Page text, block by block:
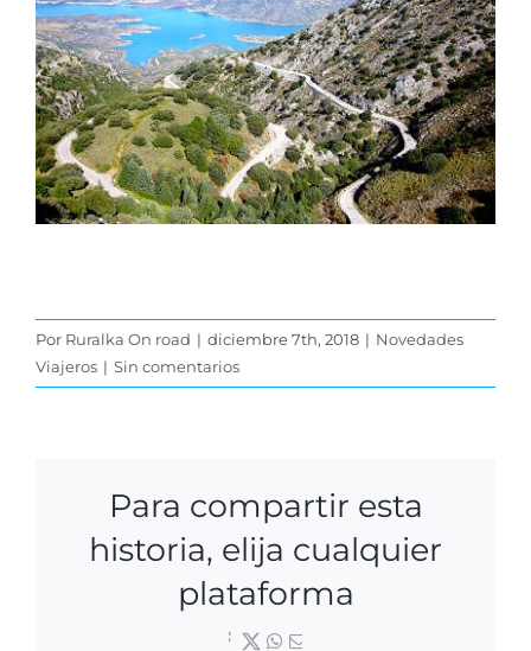
Por Ruralka On road | diciembre 7th, 2018 | Novedades
Viajeros | Sin comentarios
Para compartir esta
historia, elija cualquier
plataforma
Facebook
X WhatsApp